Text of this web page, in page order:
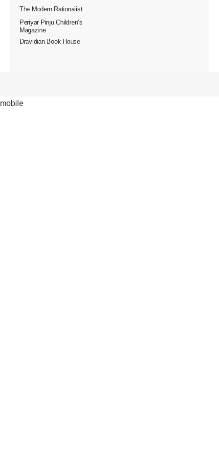
The Modern Rationalist
Periyar Pinju Children’s
Magazine
Dravidian Book House